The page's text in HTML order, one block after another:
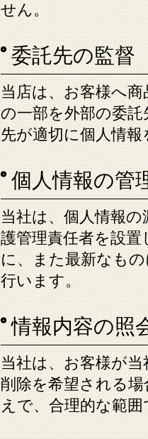
せん。
委託先の監督
当店は、お客様へ
の一部を外部の委
先が適切に個人情
個人情報の管
当社は、個人情報
護管理責任者を設
に、また最新なも
行います。
情報内容の照
当社は、お客様が
削除を希望される
えで、合理的な範